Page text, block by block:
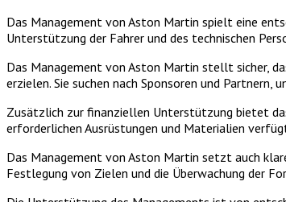
Das Management von Aston Martin spielt eine
Unterstützung der Fahrer und des technischen
Das Management von Aston Martin stellt sicher,
erzielen. Sie suchen nach Sponsoren und
Zusätzlich zur finanziellen Unterstützung bietet
erforderlichen Ausrüstungen und Materialien
Das Management von Aston Martin setzt auch
Festlegung von Zielen und die Überwachung der